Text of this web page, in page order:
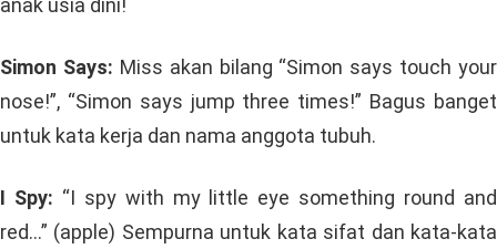
Simon Says: Miss akan bilang “Simon says touch your
nose!”, “Simon says jump three times!” Bagus banget
untuk kata kerja dan nama anggota tubuh.
I Spy: “I spy with my little eye something round and
red…” (apple) Sempurna untuk kata sifat dan kata-kata